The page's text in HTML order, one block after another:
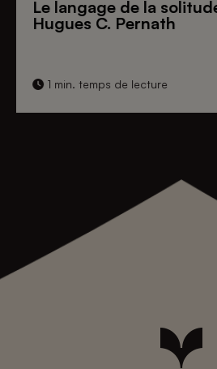
Le langage de la
Hugues C. Pernath
1 min. temps de lecture